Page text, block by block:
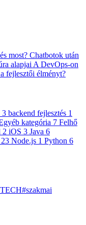
most? Chatbotok után
alapjai A DevOps-on
fejlesztői élményt?
3 backend fejlesztés 1
kategória 7 Felhő
2 iOS 3 Java 6
23 Node.js 1 Python 6
#szakmai